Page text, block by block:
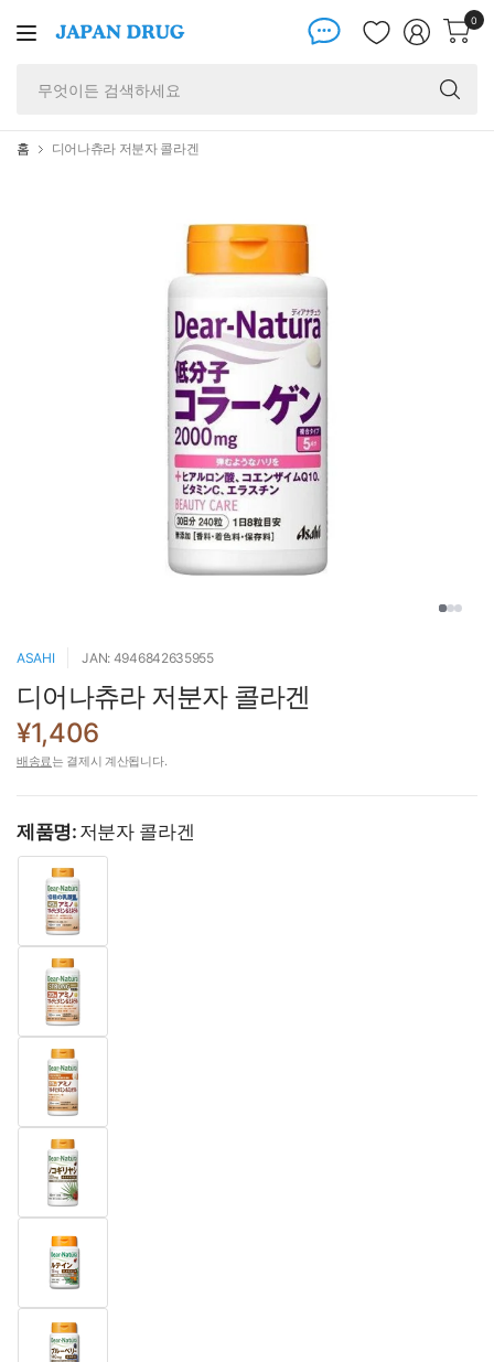
0
홈 디어나츄라 저분자 콜라겐
ASAHI JAN: 4946842635955
디어나츄라 저분자 콜라겐
¥1,406
배송료는 결제시 계산됩니다.
제품명: 저분자 콜라겐